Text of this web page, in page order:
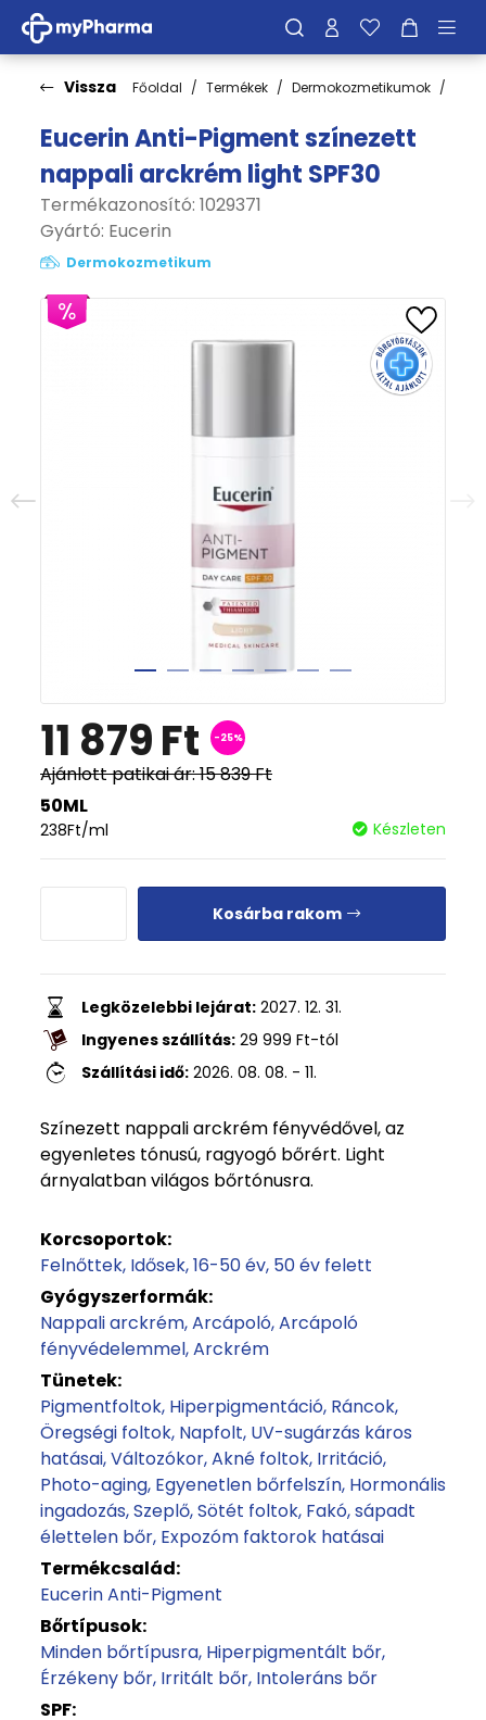
Vissza Főoldal Termékek Dermokozmetikumok
Eucerin Anti-Pigment színezett
nappali arckrém light SPF30
Termékazonosító: 1029371
Gyártó: Eucerin
Dermokozmetikum
11 879Ft -25%
Ajánlott patikai ár:15 839Ft
50ML
238Ft/ml Készleten
Kosárba rakom
Legközelebbi lejárat: 2027. 12. 31.
Ingyenes szállítás: 29 999 Ft-tól
Szállítási idő: 2026. 08. 08. - 11.
Színezett nappali arckrém fényvédővel, az
egyenletes tónusú, ragyogó bőrért. Light
árnyalatban világos bőrtónusra.
Korcsoportok:
Felnőttek Idősek 16-50 év 50 év felett
Gyógyszerformák:
Nappali arckrém Arcápoló Arcápoló
fényvédelemmel Arckrém
Tünetek:
Pigmentfoltok Hiperpigmentáció Ráncok
Öregségi foltok Napfolt UV-sugárzás káros
hatásai Változókor Akné foltok Irritáció
Photo-aging Egyenetlen bőrfelszín Hormonális
ingadozás Szeplő Sötét foltok Fakó, sápadt
élettelen bőr Expozóm faktorok hatásai
Termékcsalád:
Eucerin Anti-Pigment
Bőrtípusok:
Minden bőrtípusra Hiperpigmentált bőr
Érzékeny bőr Irritált bőr Intoleráns bőr
SPF: